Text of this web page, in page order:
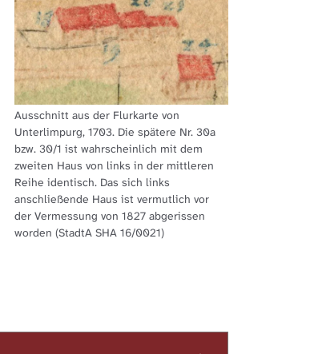
Ausschnitt aus der Flurkarte von
Unterlimpurg, 1703. Die spätere Nr. 30a
bzw. 30/1 ist wahrscheinlich mit dem
zweiten Haus von links in der mittleren
Reihe identisch. Das sich links
anschließende Haus ist vermutlich vor
der Vermessung von 1827 abgerissen
worden (StadtA SHA 16/0021)